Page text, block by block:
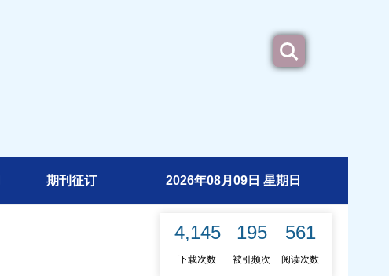
期刊征订 2026年08月09日 星期日
4,145 195 561
下载次数 被引频次 阅读次数